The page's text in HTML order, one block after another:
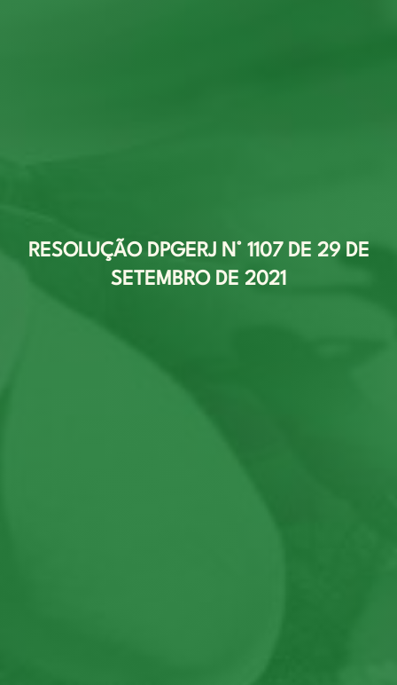
RESOLUÇÃO DPGERJ N° 1107 DE 29 DE
SETEMBRO DE 2021